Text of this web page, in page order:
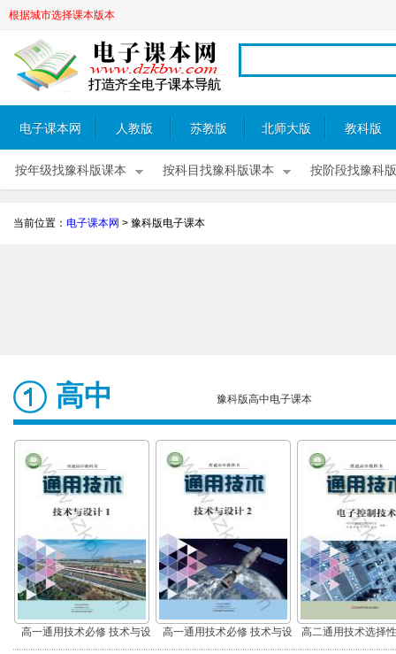
根据城市选择课本版本
电子课本网 人教版 苏教版 北师大版 教科版
按年级找豫科版课本 按科目找豫科版课本 按阶段找豫科
当前位置： 电子课本网 > 豫科版电子课本
高中 豫科版高中电子课本
高一通用技术必修 技术与设
计1
高一通用技术必修 技术与设
计2
高二通用技术选择
子控制技术